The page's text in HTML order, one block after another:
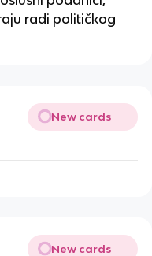
radi političkog
New cards
New cards